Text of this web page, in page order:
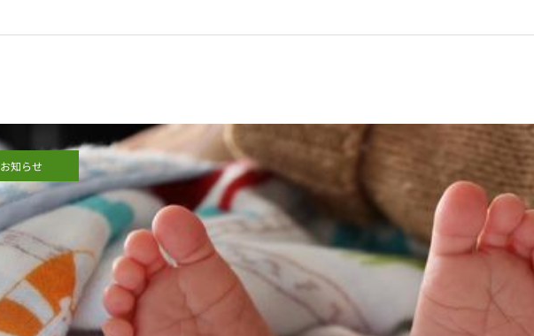
お知らせ